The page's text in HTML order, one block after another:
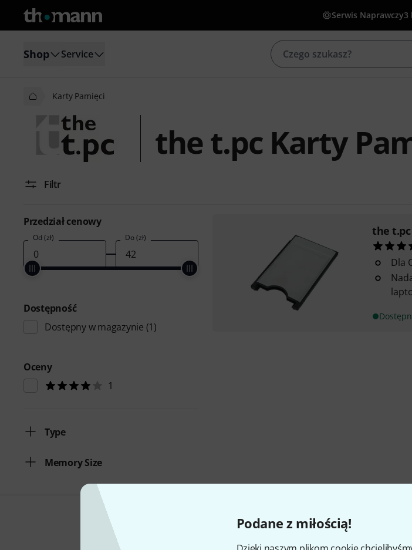
Podane z miłością!
Serwis Naprawczy3
Shop Service
Karty Pamięci
the t.pc Karty
Filtr
Przedział cenowy
Od (zł) Do (zł)
Dostępność
Dostępny w magazynie (1)
Oceny
1
Type
Memory Size
the t.pc
Dla
Czy podoba Ci się